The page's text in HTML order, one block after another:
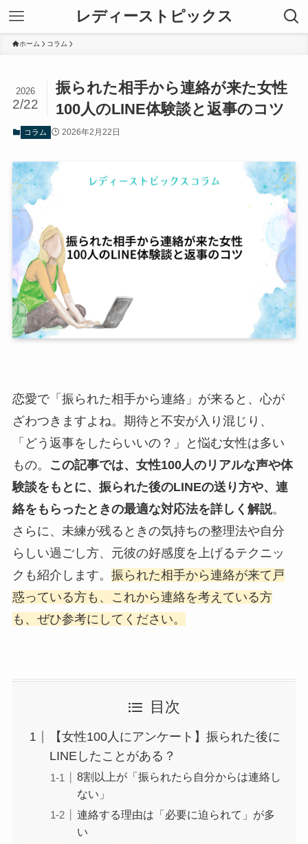
レディーストピックス
ホーム コラム
振られた相手から連絡が来た女性
100人のLINE体験談と返事のコツ
2026
2/22
コラム 2026年2月22日
恋愛で「振られた相手から連絡」が来ると、心が
ざわつきますよね。期待と不安が入り混じり、
「どう返事をしたらいいの？」と悩む女性は多い
もの。
この記事では、女性100人のリアルな声や体
験談をもとに、振られた後のLINEの送り方や、連
絡をもらったときの最適な対応法を詳しく解説。
さらに、未練が残るときの気持ちの整理法や自分
らしい過ごし方、元彼の好感度を上げるテクニッ
クも紹介します。 振られた相手から連絡が来て戸
惑っている方も、これから連絡を考えている方
も、ぜひ参考にしてください。
目次
【女性100人にアンケート】振られた後に
LINEしたことがある？
8割以上が「振られたら自分からは連絡し
ない」
連絡する理由は「必要に迫られて」が多
い